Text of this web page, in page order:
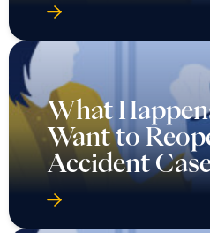
What
Want to
Accident